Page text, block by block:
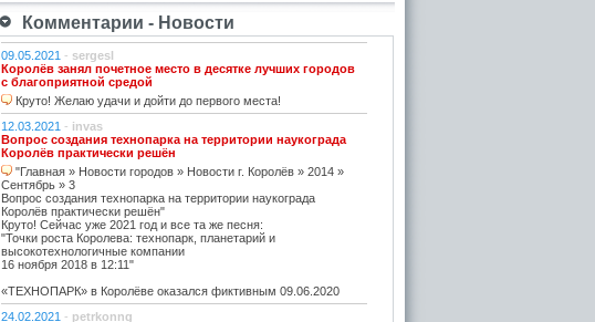
Комментарии - Новости
09.05.2021 - sergesl
Королёв занял почетное место в десятке лучших городов
с благоприятной средой
Круто! Желаю удачи и дойти до первого места!
12.03.2021 - invas
Вопрос создания технопарка на территории наукограда
Королёв практически решён
"Главная » Новости городов » Новости г. Королёв » 2014 »
Сентябрь » 3
Вопрос создания технопарка на территории наукограда
Королёв практически решён"
Круто! Сейчас уже 2021 год и все та же песня:
"Точки роста Королева: технопарк, планетарий и
высокотехнологичные компании
16 ноября 2018 в 12:11"
«ТЕХНОПАРК» в Королёве оказался фиктивным 09.06.2020
24.02.2021 - petrkonng